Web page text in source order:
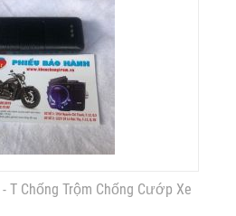
T Chống Trộm Chống Cướp Xe